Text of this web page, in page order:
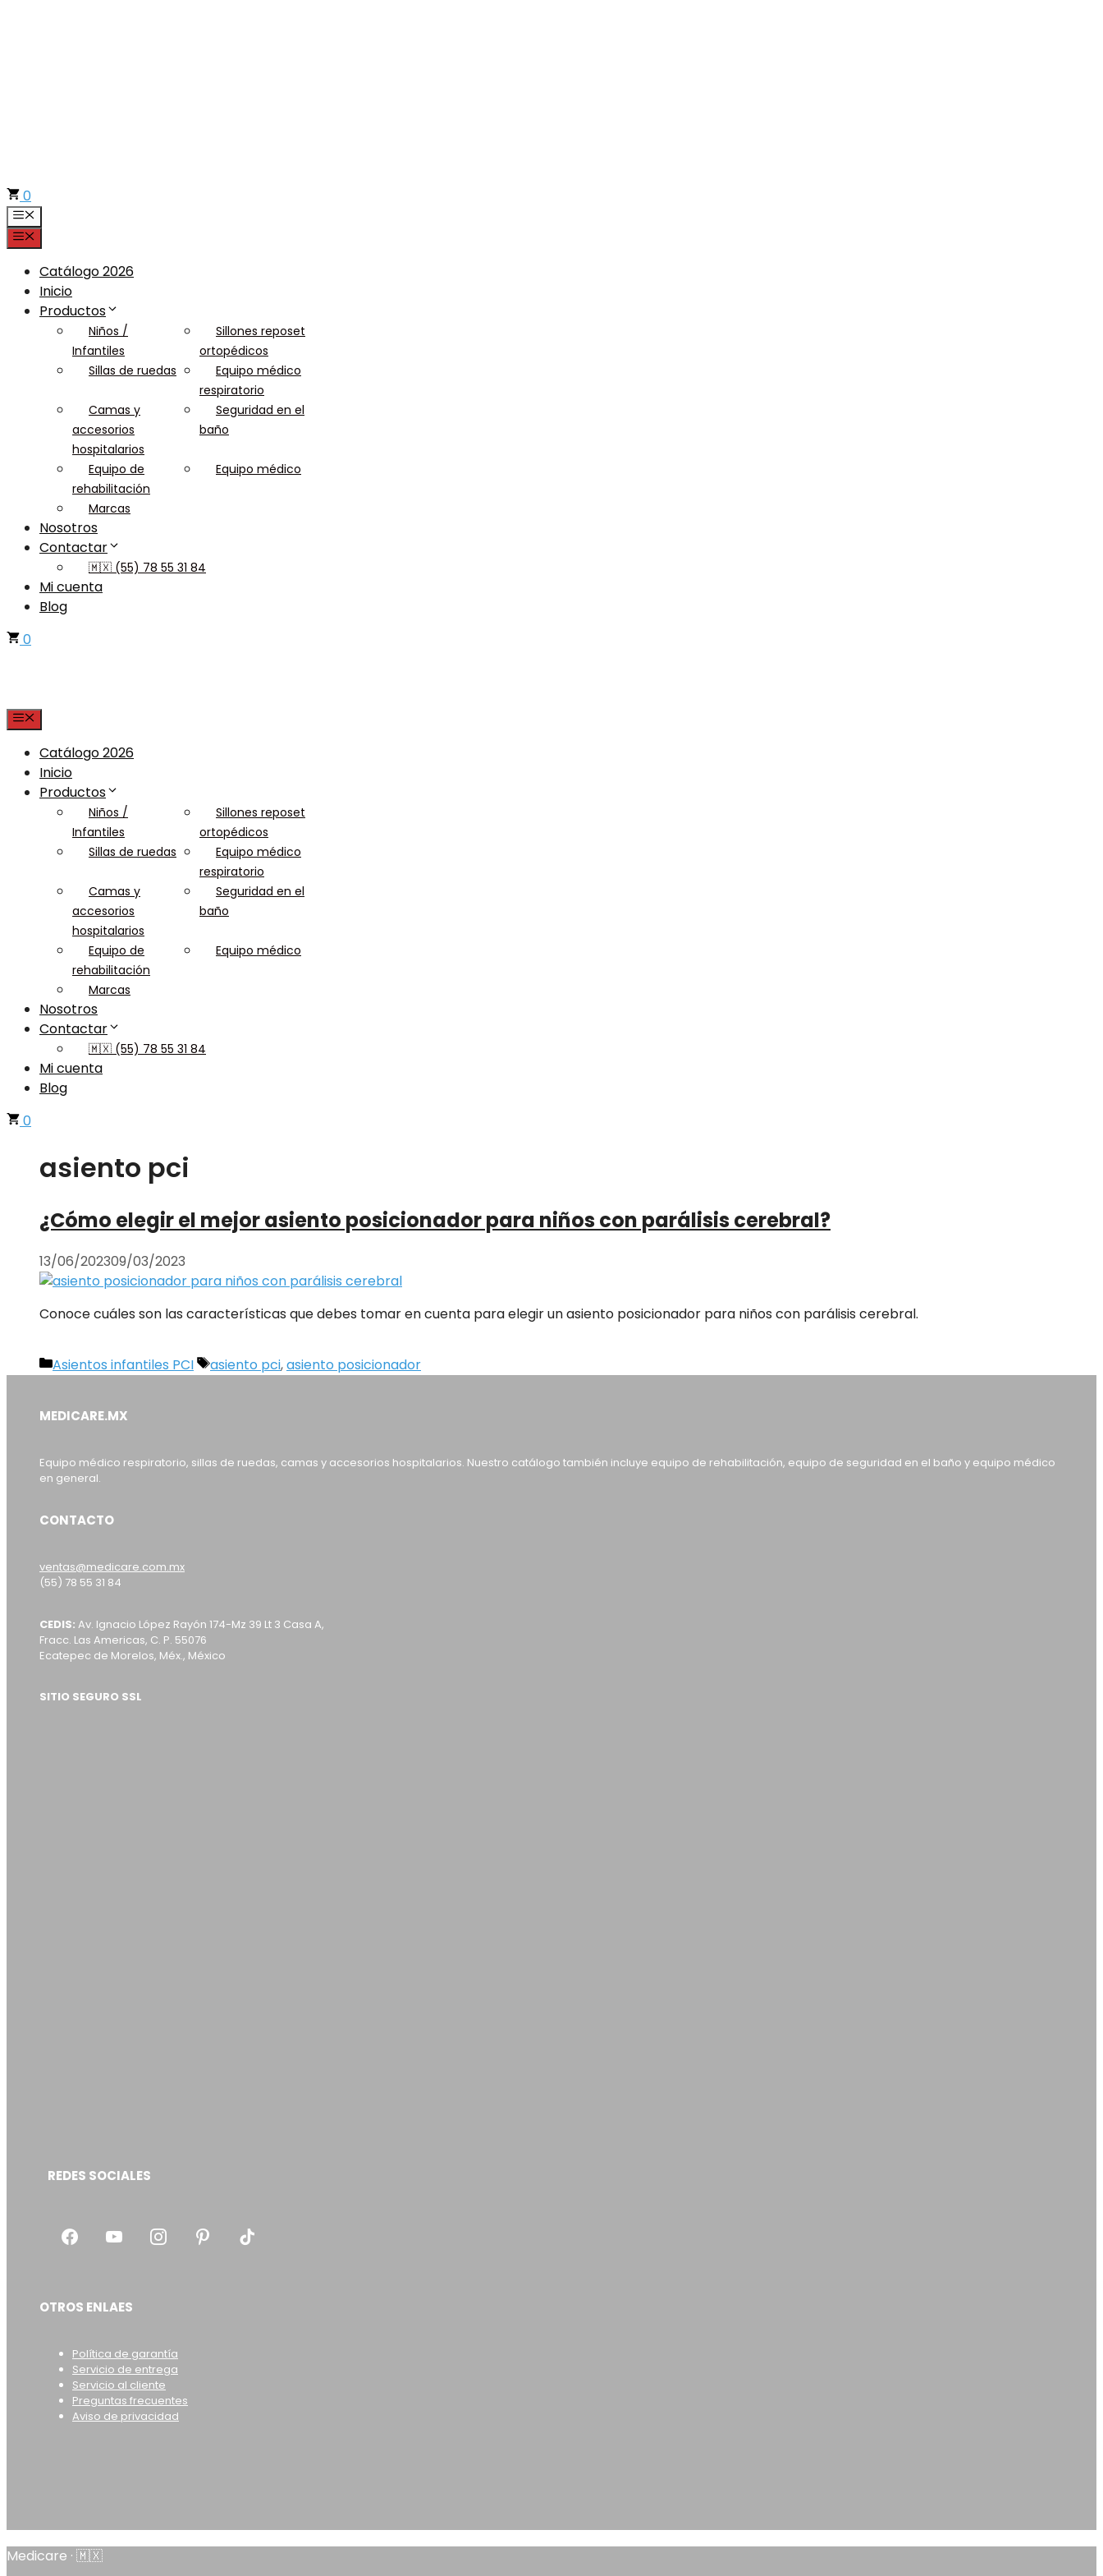
0
Menú
Menú
Catálogo 2026
Inicio
Productos
Niños /
Infantiles
Sillones reposet
ortopédicos
Sillas de ruedas
Equipo médico
respiratorio
Camas y
accesorios
hospitalarios
Seguridad en el
baño
Equipo de
rehabilitación
Equipo médico
Marcas
Nosotros
Contactar
🇲🇽 (55) 78 55 31 84
Mi cuenta
Blog
0
Menu
Catálogo 2026
Inicio
Productos
Niños /
Infantiles
Sillones reposet
ortopédicos
Sillas de ruedas
Equipo médico
respiratorio
Camas y
accesorios
hospitalarios
Seguridad en el
baño
Equipo de
rehabilitación
Equipo médico
Marcas
Nosotros
Contactar
🇲🇽 (55) 78 55 31 84
Mi cuenta
Blog
0
asiento pci
¿Cómo elegir el mejor asiento posicionador para niños con parálisis cerebral?
13/06/202309/03/2023
Conoce cuáles son las características que debes tomar en cuenta para elegir un asiento posicionador para niños con parálisis cerebral.
Categorías
Asientos infantiles PCI Etiquetas
asiento pci,asiento posicionador
MEDICARE.MX
Equipo médico respiratorio, sillas de ruedas, camas y accesorios hospitalarios. Nuestro catálogo también incluye equipo de rehabilitación, equipo de seguridad en el baño y equipo médico
en general.
CONTACTO
ventas@medicare.com.mx
(55) 78 55 31 84
CEDIS: Av. Ignacio López Rayón 174-Mz 39 Lt 3 Casa A,
Fracc. Las Americas, C. P. 55076
Ecatepec de Morelos, Méx., México
SITIO SEGURO SSL
REDES SOCIALES
OTROS ENLAES
Política de garantía
Servicio de entrega
Servicio al cliente
Preguntas frecuentes
Aviso de privacidad
Medicare · 🇲🇽